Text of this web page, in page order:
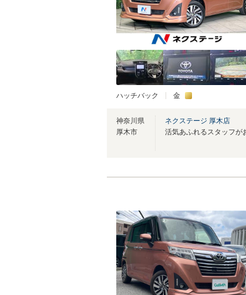
ハッチバック 金
神奈川県
厚木市
ネクステージ 厚木店